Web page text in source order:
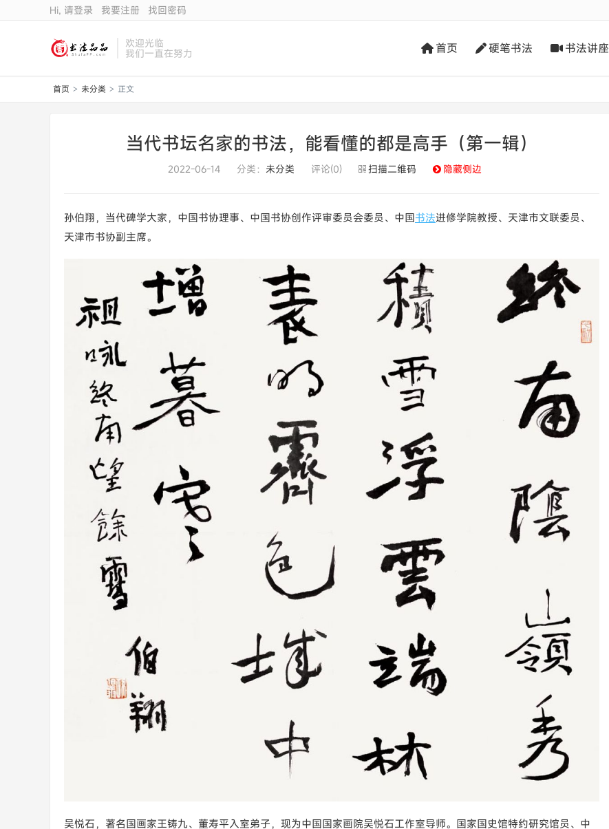
Hi, 请登录 我要注册 找回密码
欢迎光临
我们一直在努力 首页 硬笔书法 书法讲座
首页 > 未分类 > 正文
当代书坛名家的书法，能看懂的都是高手（第一辑）
2022-06-14 分类： 未分类 评论(0) 扫描二维码 隐藏侧边
孙伯翔，当代碑学大家，中国书协理事、中国书协创作评审委员会委员、中国书法进修学院教授、天津市文联委员、
天津市书协副主席。
吴悦石，著名国画家王铸九、董寿平入室弟子，现为中国国家画院吴悦石工作室导师。国家国史馆特约研究馆员、中